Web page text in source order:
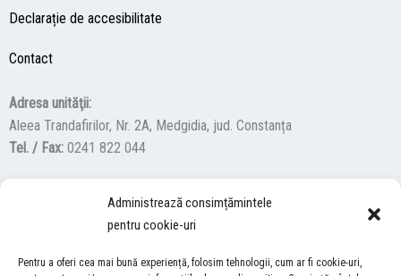
Administrează consimțămintele
pentru cookie-uri
Pentru a oferi cea mai bună experiență, folosim tehnologii, cum ar fi cookie-uri,
Declarație de accesibilitate
Contact
Adresa unităţii:
Aleea Trandafirilor, Nr. 2A, Medgidia, jud. Constanța
Tel. / Fax: 0241 822 044
F
a
c
Y
u
I
s
ACCES NEVĂZĂTORI